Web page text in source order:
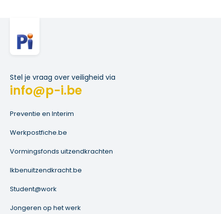
Stel je vraag over veiligheid via
info@p-i.be
Preventie en Interim
Werkpostfiche.be
Vormingsfonds uitzendkrachten
Ikbenuitzendkracht.be
Student@work
Jongeren op het werk